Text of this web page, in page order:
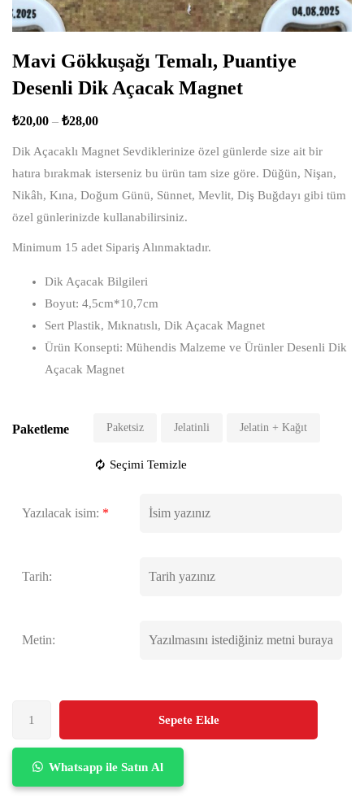
Mavi Gökkuşağı Temalı, Puantiye
Desenli Dik Açacak Magnet
₺20,00 – ₺28,00
Dik Açacaklı Magnet Sevdiklerinize özel günlerde size ait bir
hatıra bırakmak isterseniz bu ürün tam size göre. Düğün, Nişan,
Nikâh, Kına, Doğum Günü, Sünnet, Mevlit, Diş Buğdayı gibi tüm
özel günlerinizde kullanabilirsiniz.
Minimum 15 adet Sipariş Alınmaktadır.
Dik Açacak Bilgileri
Boyut: 4,5cm*10,7cm
Sert Plastik, Mıknatıslı, Dik Açacak Magnet
Ürün Konsepti: Mühendis Malzeme ve Ürünler Desenli Dik
Açacak Magnet
Paketleme Paketsiz Jelatinli Jelatin + Kağıt
Seçimi Temizle
Yazılacak isim: *
Tarih:
Metin:
Sepete Ekle
Whatsapp ile Satın Al